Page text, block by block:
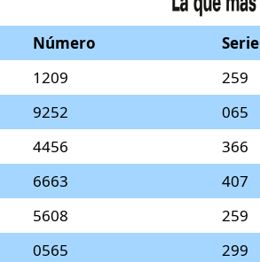
Número
Serie
1209
259
9252
065
4456
366
6663
407
5608
259
0565
299